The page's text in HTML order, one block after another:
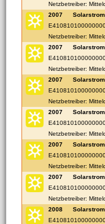
Netzbetreiber:
2007
Solarstrom
Netzbetreiber:
2007
Solarstrom
Netzbetreiber:
2007
Solarstrom
Netzbetreiber:
2007
Solarstrom
Netzbetreiber:
2007
Solarstrom
Netzbetreiber:
2007
Solarstrom
Netzbetreiber:
2008
Solarstrom